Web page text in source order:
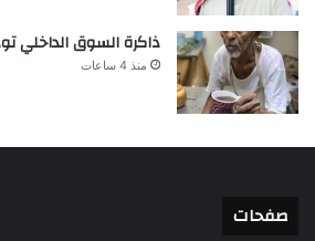
ذاكرة السوق الداخلي
منذ 4 ساعات
صفحات